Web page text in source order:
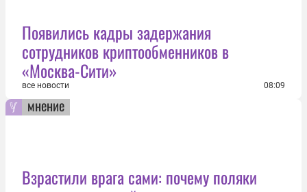
Появились кадры задержания
сотрудников криптообменников в
«Москва-Сити»
все новости 08:09
мнение
Взрастили врага сами: почему поляки